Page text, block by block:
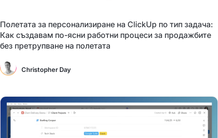
Полетата за персонализиране на ClickUp по тип задача:
Как създавам по-ясни работни процеси за продажбите
без претрупване на полетата
Christopher Day